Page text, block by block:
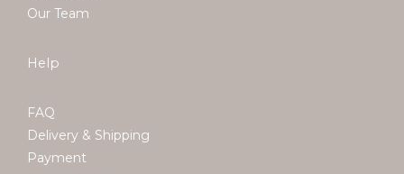
Our Team
Help
FAQ
Delivery & Shipping
Payment